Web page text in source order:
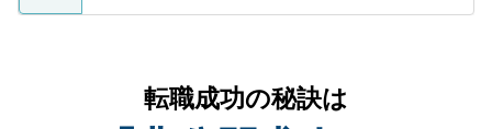
ているすべての個人データはご本人の許可
は、個人情報の取り扱いについての厳密な
管理基準を満たした事業者のみに付与され
かがいして、現在の医療機関の状況や紹介
経験をまじえながら、適切なアドバイスを
転職成功の秘訣は